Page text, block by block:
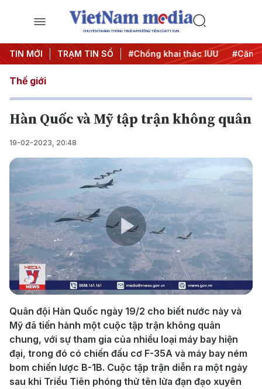
CHUYÊN TRANG THÔNG TIN ĐA PHƯƠNG TIỆN CỦA TTXVN
TIN MỚI TRẠM TIN SỐ
dịch 500 ngày đêm #Chống khai thác IUU #Căng
Thế giới
Hàn Quốc và Mỹ tập trận không quân
19-02-2023, 20:48
Play
Video
Quân đội Hàn Quốc ngày 19/2 cho biết nước này và
Mỹ đã tiến hành một cuộc tập trận không quân
chung, với sự tham gia của nhiều loại máy bay hiện
đại, trong đó có chiến đấu cơ F-35A và máy bay ném
bom chiến lược B-1B. Cuộc tập trận diễn ra một ngày
sau khi Triều Tiên phóng thử tên lửa đạn đạo xuyên